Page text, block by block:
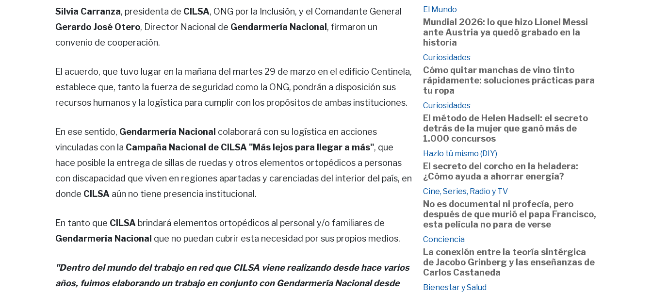
Silvia Carranza, presidenta de CILSA, ONG por la Inclusión, y el Comandante General
Gerardo José Otero, Director Nacional de Gendarmería Nacional , firmaron un
convenio de cooperación.
El acuerdo, que tuvo lugar en la mañana del martes 29 de marzo en el edificio Centinela,
establece que, tanto la fuerza de seguridad​ como la ONG, pondrán a disposición sus
recursos humanos y la logística para cumplir con los propósitos de ambas instituciones.
En ese sentido, Gendarmería Nacional colaborará con su logística en acciones
vinculadas con la Campaña Nacional de CILSA "Más lejos para llegar a más", que
hace posible la entrega de sillas de ruedas y otros elementos ortopédicos a personas
con discapacidad que viven en regiones apartadas y carenciadas del interior del país, en
donde CILSA aún no tiene presencia institucional.
En tanto que CILSA brindará elementos ortopédicos al personal y/o familiares de
Gendarmería Nacional que no puedan cubrir esta necesidad por sus propios medios.
"Dentro del mundo del trabajo en red que CILSA viene realizando desde hace varios
años, fuimos elaborando un trabajo en conjunto con Gendarmería Nacional desde
El Mundo
Mundial 2026: lo que hizo Lionel Messi
ante Austria ya quedó grabado en la
historia
Curiosidades
Cómo quitar manchas de vino tinto
rápidamente: soluciones prácticas para
tu ropa
Curiosidades
El método de Helen Hadsell: el secreto
detrás de la mujer que ganó más de
1.000 concursos
Hazlo tú mismo (DIY)
El secreto del corcho en la heladera:
¿Cómo ayuda a ahorrar energía?
Cine, Series, Radio y TV
No es documental ni profecía, pero
después de que murió el papa Francisco,
esta película no para de verse
Conciencia
La conexión entre la teoría sintérgica
de Jacobo Grinberg y las enseñanzas de
Carlos Castaneda
Bienestar y Salud